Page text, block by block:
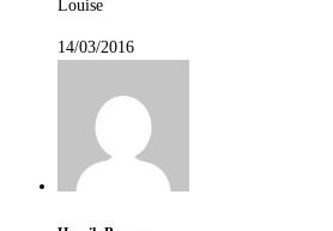
Louise
14/03/2016